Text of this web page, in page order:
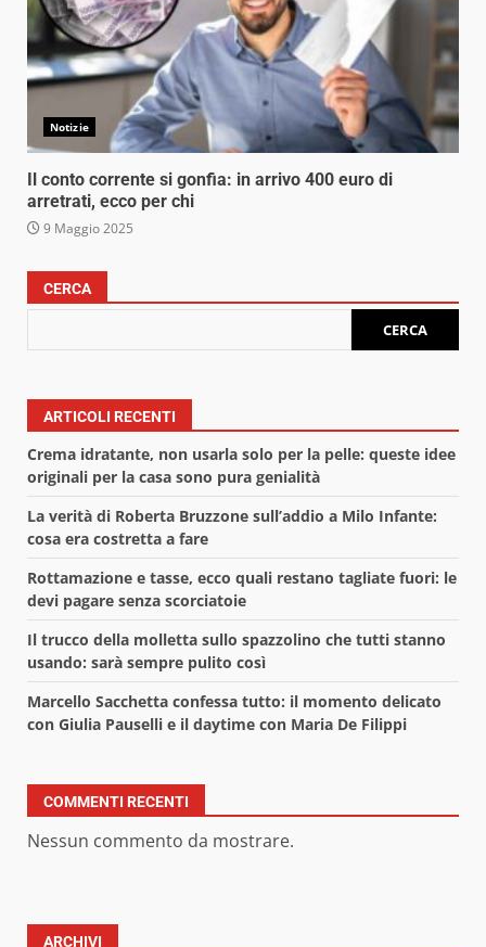
Notizie
Il conto corrente si gonfia: in arrivo 400 euro di
arretrati, ecco per chi
9 Maggio 2025
CERCA
CERCA
ARTICOLI RECENTI
Crema idratante, non usarla solo per la pelle: queste idee
originali per la casa sono pura genialità
La verità di Roberta Bruzzone sull’addio a Milo Infante:
cosa era costretta a fare
Rottamazione e tasse, ecco quali restano tagliate fuori: le
devi pagare senza scorciatoie
Il trucco della molletta sullo spazzolino che tutti stanno
usando: sarà sempre pulito così
Marcello Sacchetta confessa tutto: il momento delicato
con Giulia Pauselli e il daytime con Maria De Filippi
COMMENTI RECENTI
Nessun commento da mostrare.
ARCHIVI